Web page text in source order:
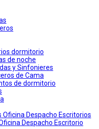
dormitorio
de noche
y Sinfonieres
de Cama
de dormitorio
Oficina Despacho Escritorios
Despacho Escritorio